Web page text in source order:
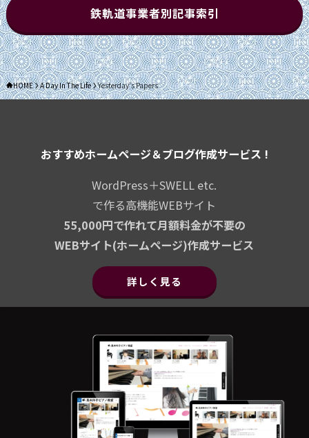
鉄軌道事業者別記事索引
HOME A Day In The Life Yesterday's Papers
おすすめホームページ＆ブログ作成サービス !
WordPress＋SWELL etc.
で作る高機能WEBサイト
55,000円で作れて月額料金が不要の
WEBサイト(ホームページ)作成サービス
詳しく見る